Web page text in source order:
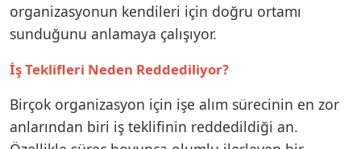
organizasyonun kendileri için doğru ortamı
sunduğunu anlamaya çalışıyor.
İş Teklifleri Neden Reddediliyor?
Birçok organizasyon için işe alım sürecinin en zor
anlarından biri iş teklifinin reddedildiği an.